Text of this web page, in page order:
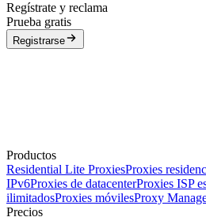
Regístrate y reclama
Prueba gratis
Registrarse
Productos
Residential Lite ProxiesProxies
IPv6Proxies de datacenterProxies ISP
ilimitadosProxies móvilesProxy
Precios